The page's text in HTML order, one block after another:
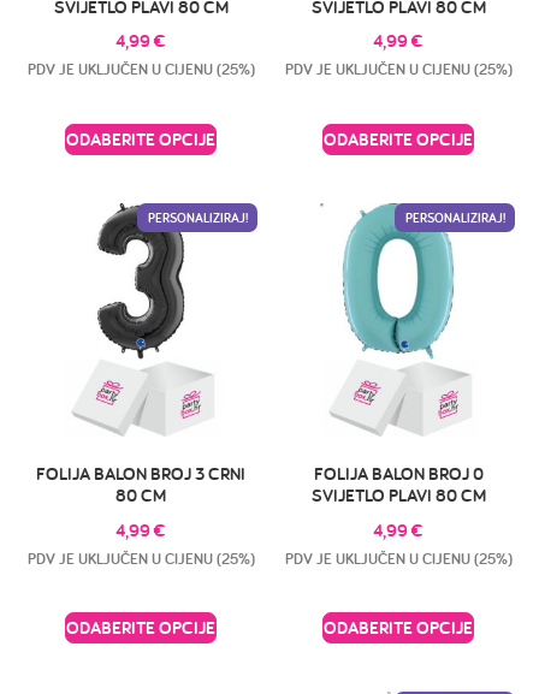
SVIJETLO PLAVI 80 CM
4,99€
PDV JE UKLJUČEN U CIJENU (25%)
ODABERITE OPCIJE
SVIJETLO PLAVI 80 CM
4,99€
PDV JE UKLJUČEN U CIJENU (25%)
ODABERITE OPCIJE
PERSONALIZIRAJ!
FOLIJA BALON BROJ 3 CRNI
80 CM
4,99€
PDV JE UKLJUČEN U CIJENU (25%)
ODABERITE OPCIJE
PERSONALIZIRAJ!
FOLIJA BALON BROJ 0
SVIJETLO PLAVI 80 CM
4,99€
PDV JE UKLJUČEN U CIJENU (25%)
ODABERITE OPCIJE